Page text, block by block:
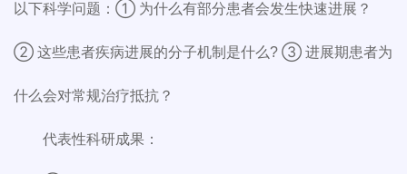
以下科学问题：① 为什么有部分患者会发生快速进展？
② 这些患者疾病进展的分子机制是什么? ③ 进展期患者为
什么会对常规治疗抵抗？
代表性科研成果：